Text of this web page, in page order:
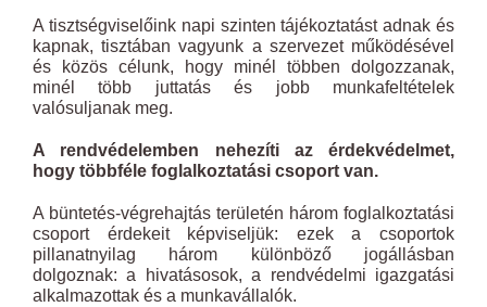
A tisztségviselőink napi szinten tájékoztatást adnak és
kapnak, tisztában vagyunk a szervezet működésével
és közös célunk, hogy minél többen dolgozzanak,
minél több juttatás és jobb munkafeltételek
valósuljanak meg.
A rendvédelemben nehezíti az érdekvédelmet,
hogy többféle foglalkoztatási csoport van.
A büntetés-végrehajtás területén három foglalkoztatási
csoport érdekeit képviseljük: ezek a csoportok
pillanatnyilag három különböző jogállásban
dolgoznak: a hivatásosok, a rendvédelmi igazgatási
alkalmazottak és a munkavállalók.